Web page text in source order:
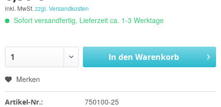
inkl. MwSt. zzgl. Versandkosten
Sofort versandfertig, Lieferzeit ca. 1-3 Werktage
In denWarenkorb
Merken
Artikel-Nr.: 750100-25